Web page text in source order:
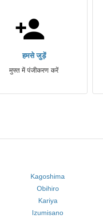
हमसे जुड़ें
मुफ्त में पंजीकरण करें
Kagoshima
Obihiro
Kariya
Izumisano